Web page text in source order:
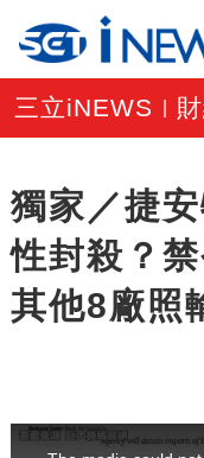
三立iNEWS
獨家／捷
性封殺？
其他8廠照
This